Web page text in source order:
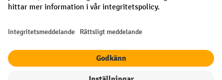
Sekretessinställningar
Alla priser exkl. Moms plus fraktkostnader
fraktkostnader, om inget annat anges.